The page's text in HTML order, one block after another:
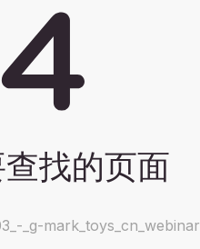
找的页面
_g-mark_toys_cn_webinar